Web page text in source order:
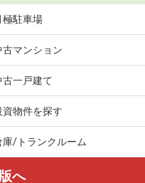
極駐車場
古マンション
古一戸建て
資物件を探す
庫/トランクルーム
へ